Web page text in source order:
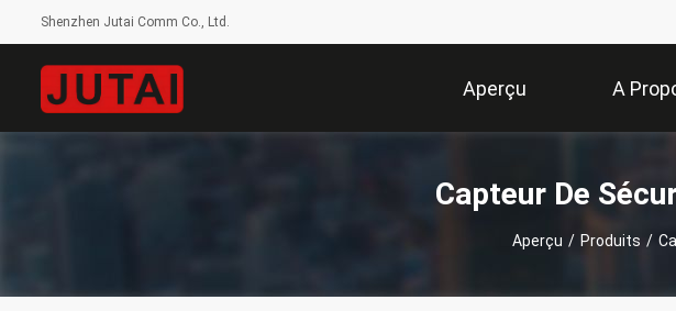
Shenzhen Jutai Comm Co., Ltd.
Aperçu A
Capteur De
Aperçu / Produits /